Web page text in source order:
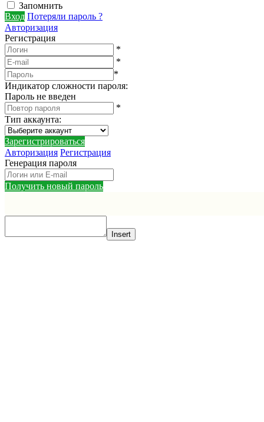
Запомнить
Вход Потеряли пароль ?
Авторизация
Регистрация
*
*
*
Индикатор сложности пароля:
Пароль не введен
*
Тип аккаунта:
Зарегистрироваться
Авторизация Регистрация
Генерация пароля
Получить новый пароль
Insert